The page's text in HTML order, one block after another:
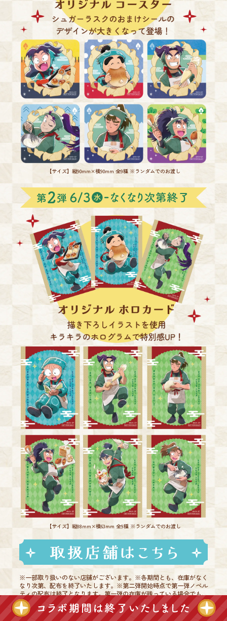
【サイズ】縦90mm×横90mm 全9種 ※ランダムでのお渡し
【サイズ】縦88mm×横63mm 全9種 ※ランダムでのお渡し
※一部取り扱いのない店舗がございます。※各期間とも、在庫がなく
なり次第、配布を終了いたします。※第二弾開始時点で第一弾ノベル
ティの配布は終了となります。第一弾の在庫が残っている場合でも、
第二弾開始後は配布いたしかねます。※公式オンラインストア「オー
ルハーツモール」は、ノベルティ配布対象外となります。